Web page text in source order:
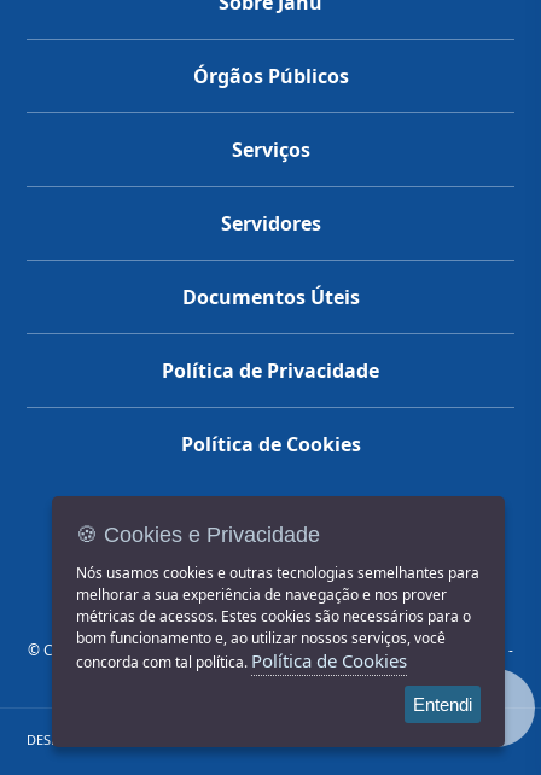
Órgãos Públicos
Serviços
Servidores
Documentos Úteis
Política de Privacidade
Política de Cookies
© COPYRIGHT 2026, Prefeitura Municipal de Jahu | Rua Paissandu, 444 -
Centro CEP: 17201-900
DESENVOLVIDO POR
🍪 Cookies e Privacidade
Nós usamos cookies e outras tecnologias semelhantes para
melhorar a sua experiência de navegação e nos prover
métricas de acessos. Estes cookies são necessários para o
bom funcionamento e, ao utilizar nossos serviços, você
concorda com tal política. Política de Cookies
Entendi